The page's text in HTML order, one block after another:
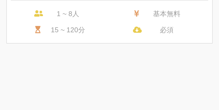
1 ~ 8人 基本無料
15 ~ 120分 必須